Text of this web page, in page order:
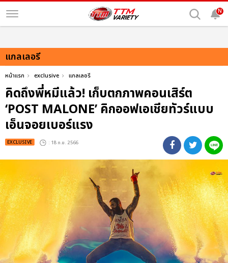
N
แกลเลอรี
หน้าแรก exclusive แกลเลอรี
คิดถึงพี่หมีแล้ว! เก็บตกภาพคอนเสิร์ต
‘POST MALONE’ คิกออฟเอเชียทัวร์แบบ
เอ็นจอยเบอร์แรง
EXCLUSIVE : 18 ก.ย. 2566